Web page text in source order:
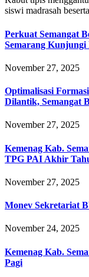
siswi madrasah
Perkuat Semangat
Semarang Kunjungi
November 27, 2025
Optimalisasi
Dilantik, Semangat
November 27, 2025
Kemenag Kab.
TPG PAI Akhir
November 27, 2025
Monev Sekretariat
November 24, 2025
Kemenag Kab.
Pagi